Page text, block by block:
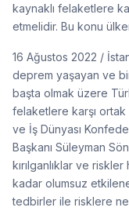
kaynaklı felaketlere
etmelidir. Bu konu
16 Ağustos 2022 /
deprem yaşayan ve
başta olmak üzere
felaketlere karşı ortak
ve İş Dünyası
Başkanı Süleyman
kırılganlıklar ve
kadar olumsuz
tedbirler ile risklere ne